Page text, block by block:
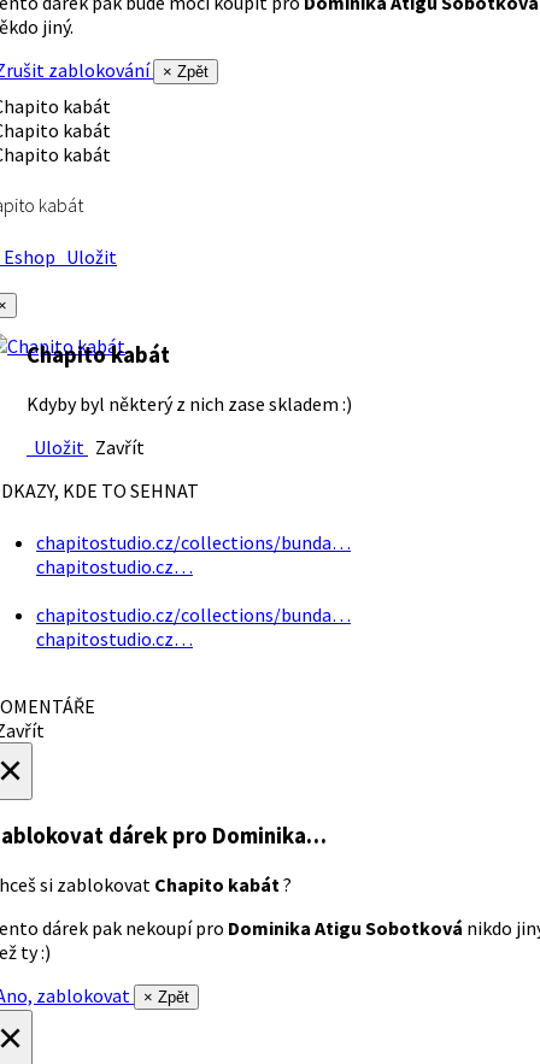
jiný.
zablokování
× Zpět
kabát
Uložit
Chapito kabát
Kdyby byl některý z nich zase skladem :)
Uložit Zavřít
KDE TO SEHNAT
chapitostudio.cz/collections/bunda…
chapitostudio.cz…
chapitostudio.cz/collections/bunda…
chapitostudio.cz…
dárek pro Dominika…
si zablokovat Chapito kabát ?
dárek pak nekoupí pro Dominika Atigu Sobotková nikdo
ty :)
zablokovat
× Zpět